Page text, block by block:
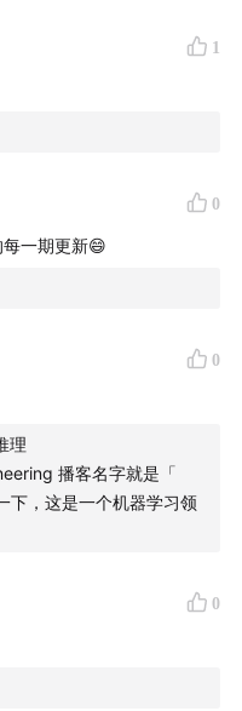
科研：靠的是家里一台
个月的时间发生巨大
技术上的进展是什么？
？
于个人
程
——不无聊，很震撼
靠系统过滤问题
1
0
一期更新😄
0
理
播客名字就是「
下，这是一个机器学习领
0